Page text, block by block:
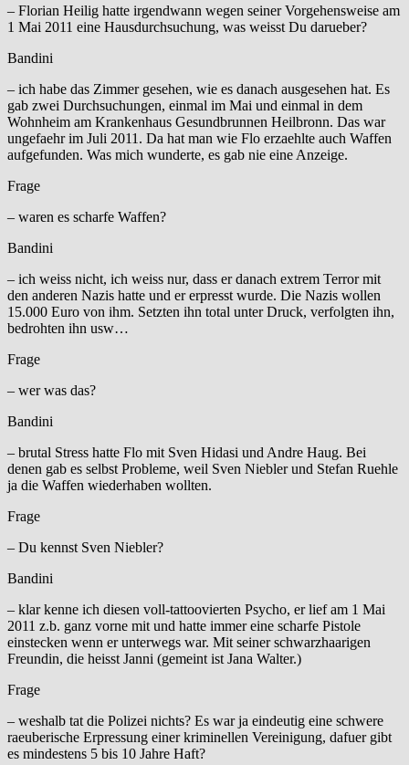
– Florian Heilig hatte irgendwann wegen seiner Vorgehensweise am
1 Mai 2011 eine Hausdurchsuchung, was weisst Du darueber?
Bandini
– ich habe das Zimmer gesehen, wie es danach ausgesehen hat. Es
gab zwei Durchsuchungen, einmal im Mai und einmal in dem
Wohnheim am Krankenhaus Gesundbrunnen Heilbronn. Das war
ungefaehr im Juli 2011. Da hat man wie Flo erzaehlte auch Waffen
aufgefunden. Was mich wunderte, es gab nie eine Anzeige.
Frage
– waren es scharfe Waffen?
Bandini
– ich weiss nicht, ich weiss nur, dass er danach extrem Terror mit
den anderen Nazis hatte und er erpresst wurde. Die Nazis wollen
15.000 Euro von ihm. Setzten ihn total unter Druck, verfolgten ihn,
bedrohten ihn usw…
Frage
– wer was das?
Bandini
– brutal Stress hatte Flo mit Sven Hidasi und Andre Haug. Bei
denen gab es selbst Probleme, weil Sven Niebler und Stefan Ruehle
ja die Waffen wiederhaben wollten.
Frage
– Du kennst Sven Niebler?
Bandini
– klar kenne ich diesen voll-tattoovierten Psycho, er lief am 1 Mai
2011 z.b. ganz vorne mit und hatte immer eine scharfe Pistole
einstecken wenn er unterwegs war. Mit seiner schwarzhaarigen
Freundin, die heisst Janni (gemeint ist Jana Walter.)
Frage
– weshalb tat die Polizei nichts? Es war ja eindeutig eine schwere
raeuberische Erpressung einer kriminellen Vereinigung, dafuer gibt
es mindestens 5 bis 10 Jahre Haft?